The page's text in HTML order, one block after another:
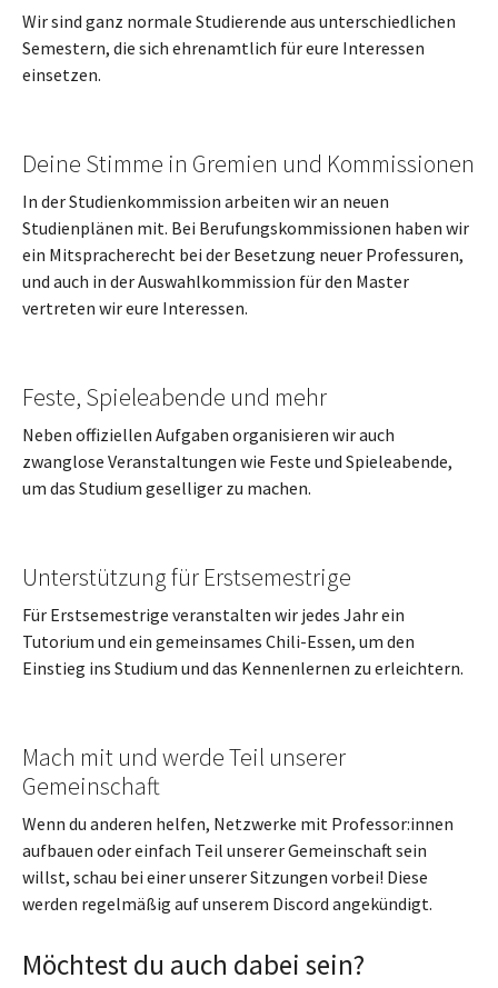
Wir sind ganz normale Studierende aus unterschiedlichen
Semestern, die sich ehrenamtlich für eure Interessen
einsetzen.
Deine Stimme in Gremien und Kommissionen
In der Studienkommission arbeiten wir an neuen
Studienplänen mit. Bei Berufungskommissionen haben wir
ein Mitspracherecht bei der Besetzung neuer Professuren,
und auch in der Auswahlkommission für den Master
vertreten wir eure Interessen.
Feste, Spieleabende und mehr
Neben offiziellen Aufgaben organisieren wir auch
zwanglose Veranstaltungen wie Feste und Spieleabende,
um das Studium geselliger zu machen.
Unterstützung für Erstsemestrige
Für Erstsemestrige veranstalten wir jedes Jahr ein
Tutorium und ein gemeinsames Chili-Essen, um den
Einstieg ins Studium und das Kennenlernen zu erleichtern.
Mach mit und werde Teil unserer
Gemeinschaft
Wenn du anderen helfen, Netzwerke mit Professor:innen
aufbauen oder einfach Teil unserer Gemeinschaft sein
willst, schau bei einer unserer Sitzungen vorbei! Diese
werden regelmäßig auf unserem Discord angekündigt.
Möchtest du auch dabei sein?